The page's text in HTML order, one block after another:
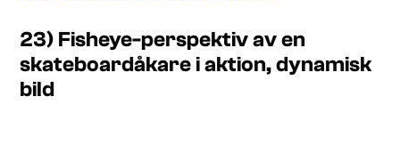
23) Fisheye-perspektiv av en
skateboardåkare i aktion, dynamisk
bild